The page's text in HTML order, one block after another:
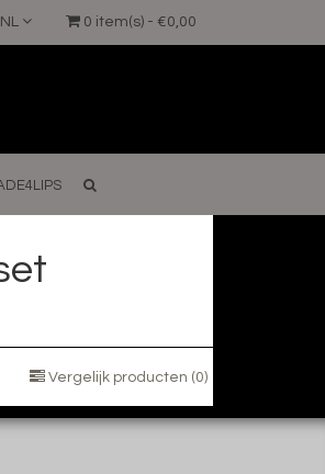
0 item(s) - €0,00
NL
Vergelijk producten (0)